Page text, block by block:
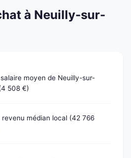
à Neuilly-sur-
moyen de Neuilly-sur-
508 €)
revenu médian local (42 766